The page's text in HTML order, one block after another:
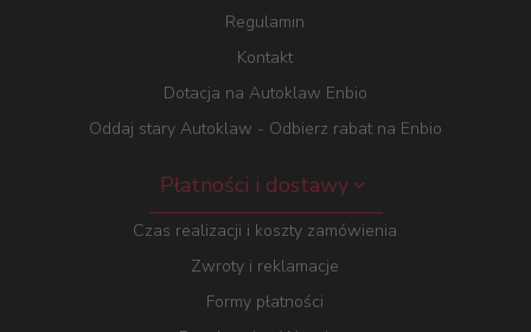
Regulamin
Kontakt
Dotacja na Autoklaw Enbio
Oddaj stary Autoklaw - Odbierz rabat na Enbio
Płatności i dostawy
Czas realizacji i koszty zamówienia
Zwroty i reklamacje
Formy płatności